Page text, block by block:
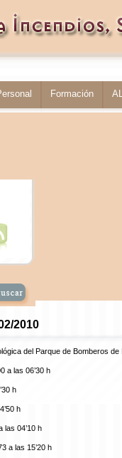
Formación
2010
del Parque de Bomberos de
a las 06’30 h
h
h
las 04’10 h
a las 15’20 h